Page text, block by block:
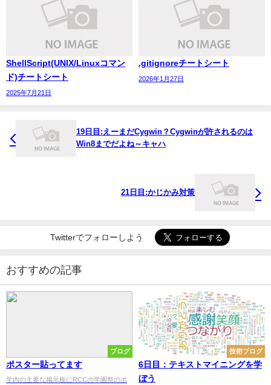
ShellScript(UNIX/Linuxコマン
ド)チートシート
2025年7月21日
.gitignoreチートシート
2026年1月27日
19日目:えーまだCygwin？Cygwinが許されるのは
Win8までだよね～キャハ
21日目:かじかみ対策
Twitterでフォローしよう
おすすめの記事
ブログ
ポスター貼ってます
学内の主要な掲示板にRCCの学園祭のポ
技術ブログ
6日目：テキストマイニングを学
ぼう